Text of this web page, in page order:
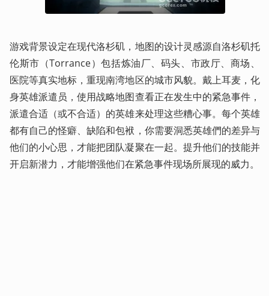
游戏背景设定在现代洛杉矶，地图的设计灵感源自洛杉矶托
伦斯市（Torrance）包括炼油厂、码头、市政厅、商场、
医院等真实地标，重现南湾地区的城市风貌。戴上耳麦，化
身英雄派遣员，使用战略地图查看正在发生中的紧急事件，
派遣合适（或不合适）的英雄来处理这些糟心事。每个英雄
都有自己的怪癖、缺陷和包袱，你需要洞悉英雄們的差异与
他们的小心思，才能把团队凝聚在一起。提升他们的技能并
开启新潜力，才能增强他们在紧急事件现场所展现的威力。